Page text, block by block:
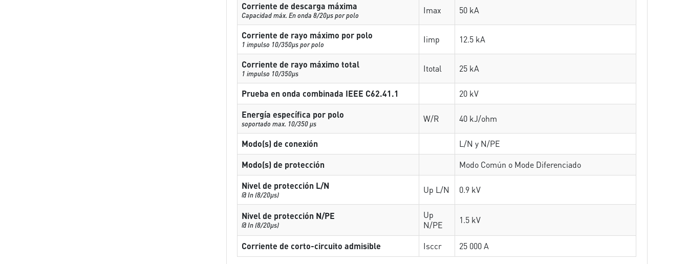
Corriente de descarga máxima
Capacidad máx. En onda 8/20µs por polo Imax 50 kA
Corriente de rayo máximo por polo
1 impulso 10/350µs por polo Iimp 12.5 kA
Corriente de rayo máximo total
1 impulso 10/350µs Itotal 25 kA
Prueba en onda combinada IEEE C62.41.1
20 kV
Energía específica por polo
soportado max. 10/350 µs W/R 40 kJ/ohm
Modo(s) de conexión
L/N y N/PE
Modo(s) de protección
Modo Común o Mode Diferenciado
Nivel de protección L/N
@ In (8/20µs) Up L/N 0.9 kV
Nivel de protección N/PE
@ In (8/20µs)
Up
N/PE
1.5 kV
Corriente de corto-circuito admisible Isccr 25 000 A